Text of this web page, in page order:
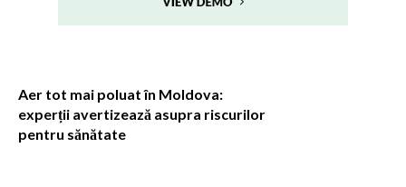
Aer tot mai poluat în Moldova:
experții avertizează asupra riscurilor
pentru sănătate